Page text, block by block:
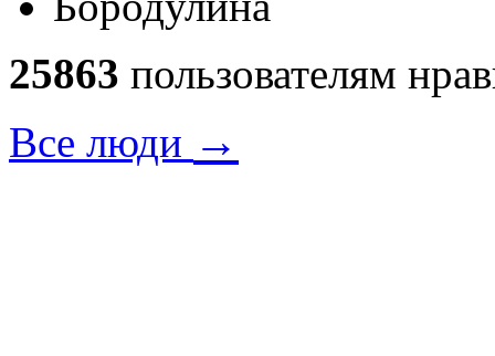
25863 пользователям
Все люди →